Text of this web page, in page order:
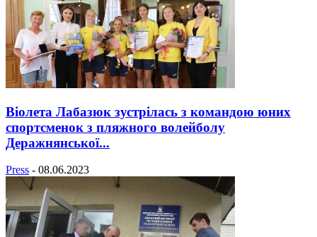
Віолета Лабазюк зустрілась з командою юних
спортсменок з пляжного волейболу
Деражнянської...
Press - 08.06.2023